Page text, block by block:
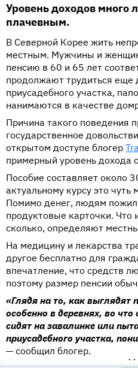
Уровень доходов много
плачевным.
В Северной Корее жить
местным. Мужчины и
пенсию в 60 и 65 лет
продолжают трудиться
приусадебного участка,
нанимаются в качестве
Причина такого поведения
государственное
открытом доступе блогер
примерный уровень дохода
Пособие составляет около
актуальному курсу это
Помимо денег, людям
продуктовые карточки. Что
сколько, определяют
На медицину и лекарства
другое бесплатно для
впечатление, что средств
поэтому размер пенсии
«Глядя на то, как выглядят
особенно в деревнях, во
сидят на завалинке или
приусадебного участка,
— сообщил блогер.